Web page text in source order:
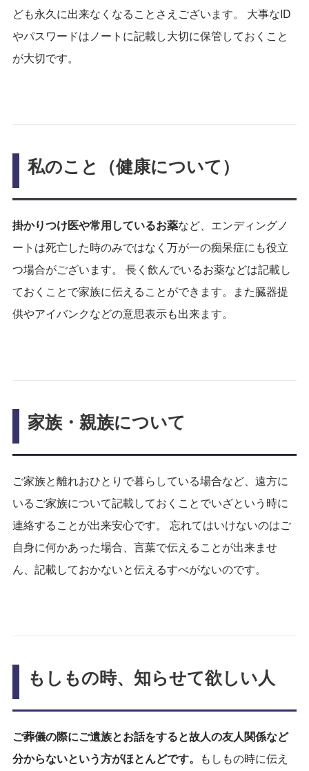
ども永久に出来なくなることさえございます。 大事なID
やパスワードはノートに記載し大切に保管しておくこと
が大切です。
私のこと（健康について）
掛かりつけ医や常用しているお薬など、エンディングノ
ートは死亡した時のみではなく万が一の痴呆症にも役立
つ場合がございます。 長く飲んでいるお薬などは記載し
ておくことで家族に伝えることができます。また臓器提
供やアイバンクなどの意思表示も出来ます。
家族・親族について
ご家族と離れおひとりで暮らしている場合など、遠方に
いるご家族について記載しておくことでいざという時に
連絡することが出来安心です。 忘れてはいけないのはご
自身に何かあった場合、言葉で伝えることが出来ませ
ん、記載しておかないと伝えるすべがないのです。
もしもの時、知らせて欲しい人
ご葬儀の際にご遺族とお話をすると故人の友人関係など
分からないという方がほとんどです。 もしもの時に伝え